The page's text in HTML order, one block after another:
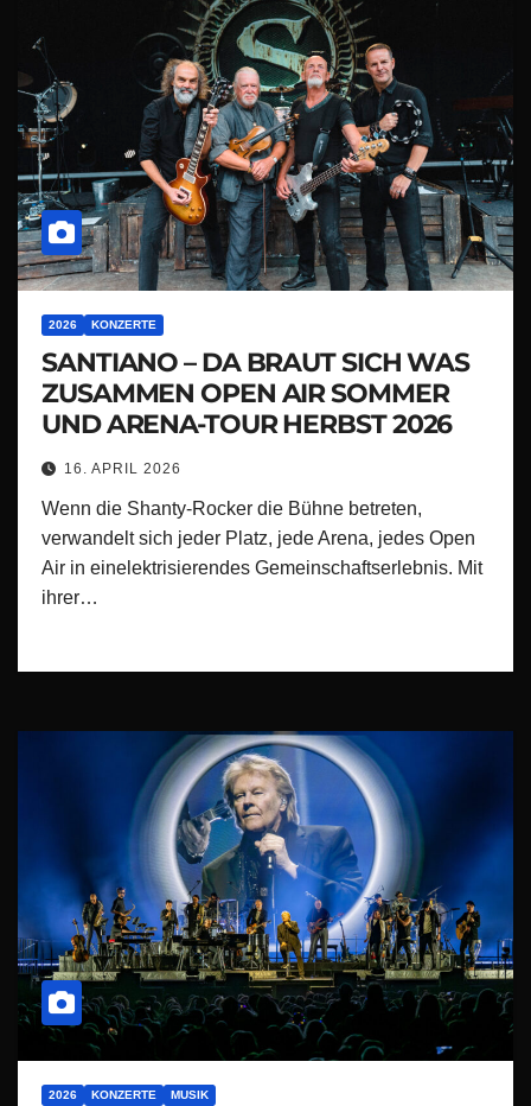
2026 KONZERTE
SANTIANO – DA BRAUT SICH WAS
ZUSAMMEN OPEN AIR SOMMER
UND ARENA-TOUR HERBST 2026
16. APRIL 2026
Wenn die Shanty-Rocker die Bühne betreten,
verwandelt sich jeder Platz, jede Arena, jedes Open
Air in einelektrisierendes Gemeinschaftserlebnis. Mit
ihrer…
2026 KONZERTE MUSIK